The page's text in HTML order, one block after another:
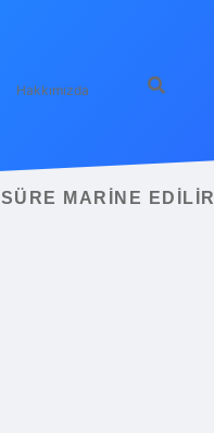
Hakkımızda
MARINE EDILIR